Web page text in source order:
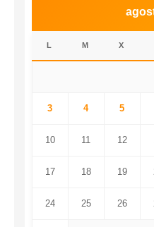
L M X
3 4 5
10 11 12
17 18 19
24 25 26